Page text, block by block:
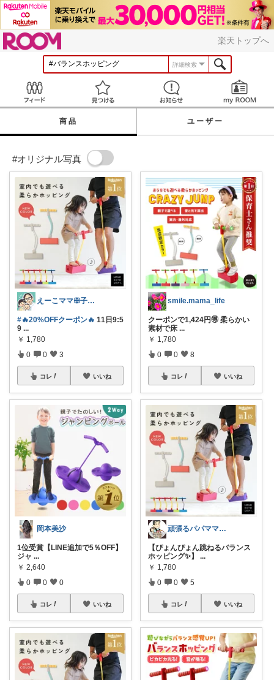
楽天トップへ
詳細検索
見つける お知らせ
商品 ユーザー
#オリジナル写真
えーこママꕥ子供達と夏を楽しむぞ☀️
#🔥20%OFFクーポン🔥 11日9:5
9 ...
￥ 1,780
0 0 3
コレ いいね
岡本美沙
1位受賞【LINE追加で5％OFF】
ジャ ...
￥ 2,640
0 0 0
コレ いいね
smile.mama_life
クーポンで1,424円🉐 柔らかい
素材で床 ...
￥ 1,780
0 0 8
コレ いいね
頑張るパパママ応援隊@育児・子供用品紹介
【ぴょんぴょん跳ねるバランス
ホッピング✨】
...
￥ 1,780
0 0 5
コレ いいね